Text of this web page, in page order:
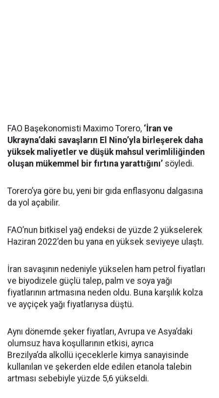
FAO Başekonomisti Maximo Torero, ‘İran ve
Ukrayna’daki savaşların El Nino’yla birleşerek daha
yüksek maliyetler ve düşük mahsul verimliliğinden
oluşan mükemmel bir fırtına yarattığını’ söyledi.
Torero’ya göre bu, yeni bir gıda enflasyonu dalgasına
da yol açabilir.
FAO’nun bitkisel yağ endeksi de yüzde 2 yükselerek
Haziran 2022’den bu yana en yüksek seviyeye ulaştı.
İran savaşının nedeniyle yükselen ham petrol fiyatları
ve biyodizele güçlü talep, palm ve soya yağı
fiyatlarının artmasına neden oldu. Buna karşılık kolza
ve ayçiçek yağı fiyatlarıysa düştü.
Aynı dönemde şeker fiyatları, Avrupa ve Asya’daki
olumsuz hava koşullarının etkisi, ayrıca
Brezilya’da alkollü içeceklerle kimya sanayisinde
kullanılan ve şekerden elde edilen etanola talebin
artması sebebiyle yüzde 5,6 yükseldi.